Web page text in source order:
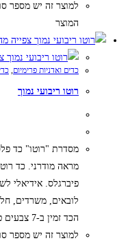
למוצר זה יש מספר
המוצר
צפייה
כדים ואדניות פרימיום,
רוטו ריבועי נמוך
מסדרת "רוטו" כד
מראה מודרני. כד
פיברגלס. אידיאלי
לובאים, משרדים,
הכד זמין ב-7 צבעים טבעיים שונים. לקטלוג המוצר
למוצר זה יש מספר